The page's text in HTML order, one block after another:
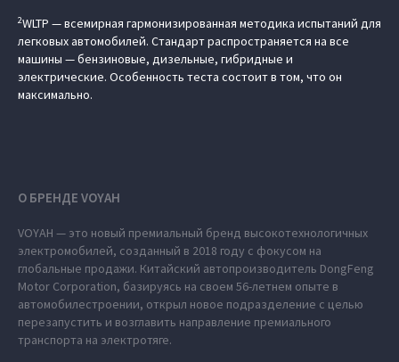
2WLTP — всемирная гармонизированная методика испытаний для
легковых автомобилей. Стандарт распространяется на все
машины — бензиновые, дизельные, гибридные и
электрические. Особенность теста состоит в том, что он
максимально.
О БРЕНДЕ VOYAH
VOYAH — это новый премиальный бренд высокотехнологичных
электромобилей, созданный в 2018 году с фокусом на
глобальные продажи. Китайский автопроизводитель DongFeng
Motor Corporation, базируясь на своем 56-летнем опыте в
автомобилестроении, открыл новое подразделение с целью
перезапустить и возглавить направление премиального
транспорта на электротяге.